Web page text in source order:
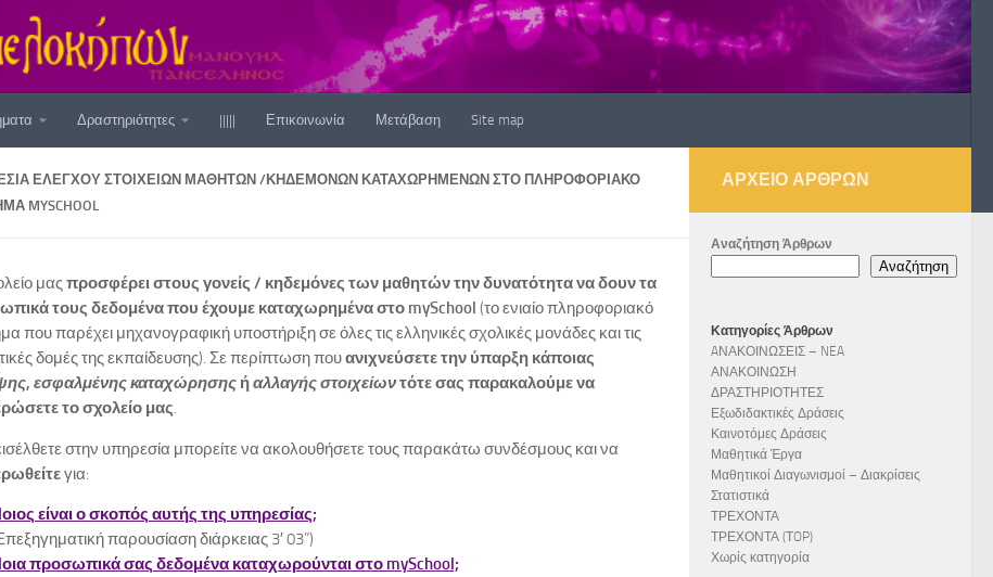
Δραστηριότητες ||||| Επικοινωνία Μετάβαση Site map
ΕΛΈΓΧΟΥ ΣΤΟΙΧΕΊΩΝ ΜΑΘΗΤΏΝ /ΚΗΔΕΜΌΝΩΝ ΚΑΤΑΧΩΡΗΜΈΝΩΝ ΣΤΟ ΠΛΗΡΟΦΟΡΙΑΚΌ
MYSCHOOL
μαςπροσφέρει στους γονείς / κηδεμόνες των μαθητών την δυνατότητα να δουν τα
τους δεδομένα που έχουμε καταχωρημένα στο mySchool (το ενιαίο πληροφοριακό
που παρέχει μηχανογραφική υποστήριξη σε όλες τις ελληνικές σχολικές μονάδες και τις
δομές της εκπαίδευσης). Σε περίπτωση πουανιχνεύσετε την ύπαρξη κάποιας
, εσφαλμένης καταχώρησης ήαλλαγής στοιχείωντότε σας παρακαλούμε να
το σχολείο μας.
στην υπηρεσία μπορείτε να ακολουθήσετε τους παρακάτω συνδέσμους και να
για:
είναι ο σκοπός αυτής της υπηρεσίας;
παρουσίαση διάρκειας 3′ 03”)
προσωπικά σας δεδομένα καταχωρούνται στο mySchool;
ΑΡΧΕΊΟ ΆΡΘΡΩΝ
Αναζήτηση Άρθρων
Αναζήτηση
Κατηγορίες Άρθρων
AΝΑΚΟΙΝΩΣΕΙΣ – NEA
ΑΝΑΚΟΙΝΩΣΗ
ΔΡΑΣΤΗΡΙΟΤΗΤΕΣ
Εξωδιδακτικές Δράσεις
Καινοτόμες Δράσεις
Μαθητικά Έργα
Μαθητικοί Διαγωνισμοί – Διακρίσεις
Στατιστικά
ΤΡΕΧΟΝΤΑ
ΤΡΕΧΟΝΤΑ (ΤOP)
Χωρίς κατηγορία